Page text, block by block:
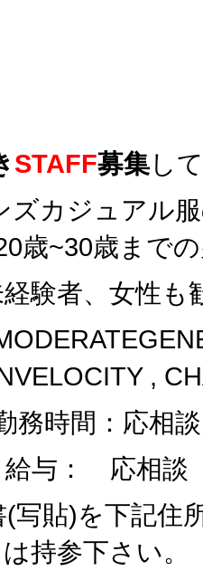
STAFF募集し
ズカジュアル
歳~30歳まで
験者、女性も
,
務時間：応相談
給与： 応相談
(写貼)を下記住
は持参下さい。